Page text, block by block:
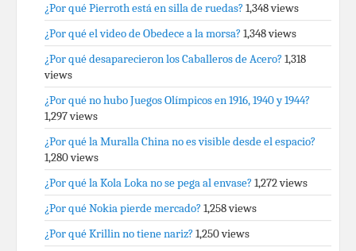
¿Por qué Pierroth está en silla de ruedas? 1,348 views
¿Por qué el video de Obedece a la morsa? 1,348 views
¿Por qué desaparecieron los Caballeros de Acero? 1,318
views
¿Por qué no hubo Juegos Olímpicos en 1916, 1940 y 1944?
1,297 views
¿Por qué la Muralla China no es visible desde el espacio?
1,280 views
¿Por qué la Kola Loka no se pega al envase? 1,272 views
¿Por qué Nokia pierde mercado? 1,258 views
¿Por qué Krillin no tiene nariz? 1,250 views